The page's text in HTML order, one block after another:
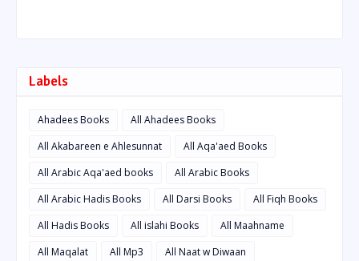
Labels
Ahadees Books
All Ahadees Books
All Akabareen e Ahlesunnat
All Aqa'aed Books
All Arabic Aqa'aed books
All Arabic Books
All Arabic Hadis Books
All Darsi Books
All Fiqh Books
All Hadis Books
All islahi Books
All Maahname
All Maqalat
All Mp3
All Naat w Diwaan